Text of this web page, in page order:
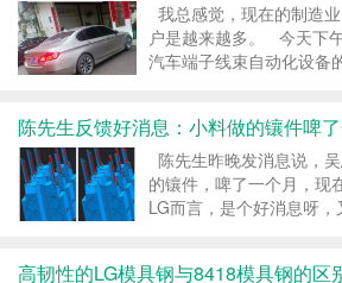
我总感觉，现在的制造
户是越来越多。 今天下
汽车端子线束自动化设备
很...
陈先生反馈好消息：小料做的镶件啤
陈先生昨晚发消息说，
的镶件，啤了一个月，
LG而言，是个好消息呀
具...
高韧性的LG模具钢与8418模具钢的区